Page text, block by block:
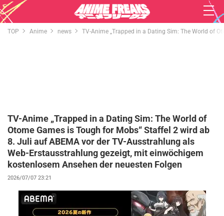
TOP Anime news TV-Anime „Trapped in a Dating Sim: The World of
TV-Anime „Trapped in a Dating Sim: The World of
Otome Games is Tough for Mobs“ Staffel 2 wird ab
8. Juli auf ABEMA vor der TV-Ausstrahlung als
Web-Erstausstrahlung gezeigt, mit einwöchigem
kostenlosem Ansehen der neuesten Folgen
2026/07/07 23:21